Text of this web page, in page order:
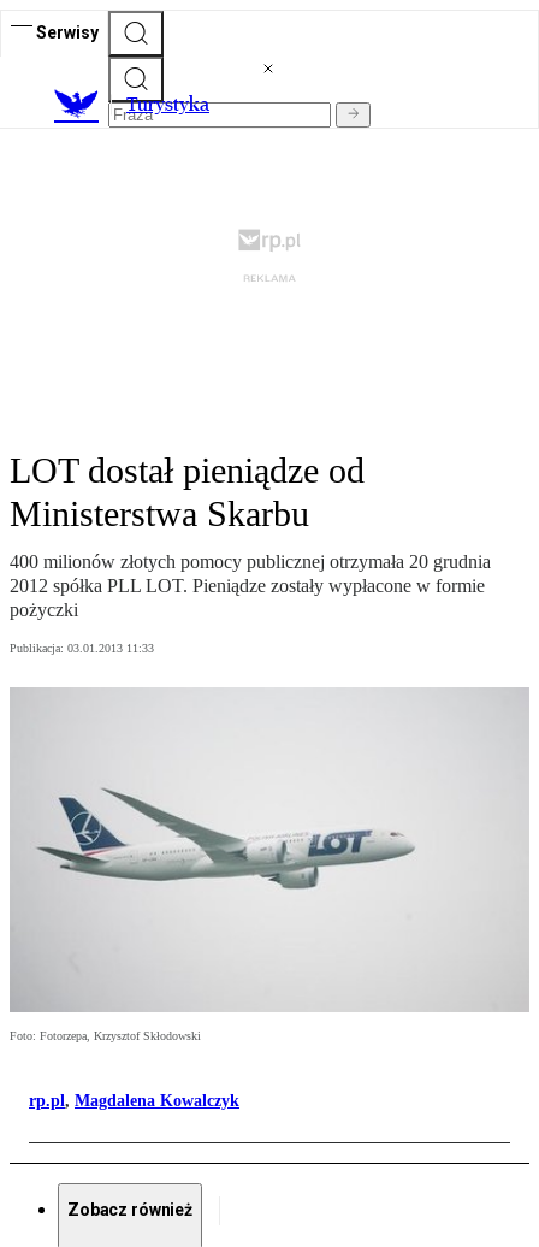
Serwisy
Turystyka
LOT dostał pieniądze od
Ministerstwa Skarbu
400 milionów złotych pomocy publicznej otrzymała 20 grudnia
2012 spółka PLL LOT. Pieniądze zostały wypłacone w formie
pożyczki
Publikacja: 03.01.2013 11:33
Foto: Fotorzepa, Krzysztof Skłodowski
rp.pl, Magdalena Kowalczyk
Zobacz również